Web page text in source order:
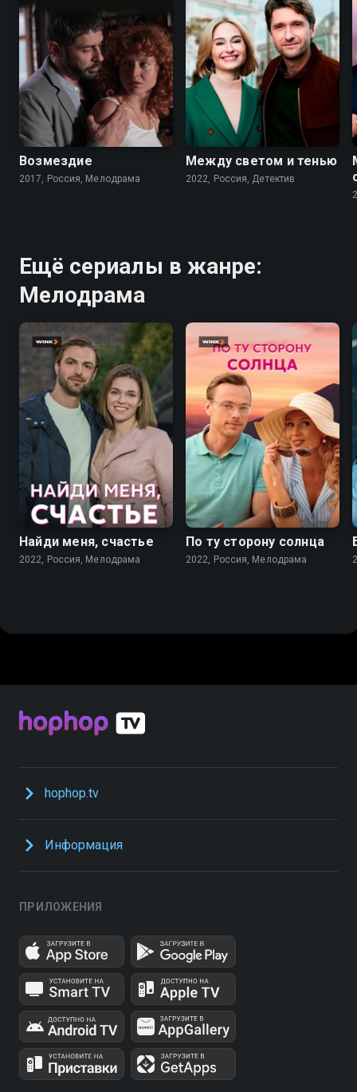
6.3
Возмездие
2017, Россия, Мелодрама
6.9
Между светом и тенью
2022, Россия, Детектив
Ещё сериалы в жанре:
Мелодрама
7.3
Найди меня, счастье
2022, Россия, Мелодрама
7.1
По ту сторону солнца
2022, Россия, Мелодрама
hophop.tv
Информация
ПРИЛОЖЕНИЯ